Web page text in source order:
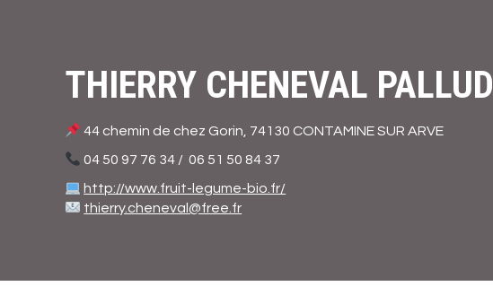
THIERRY CHENEVAL PALLUD
44 chemin de chez Gorin, 74130 CONTAMINE SUR ARVE
04 50 97 76 34 / 06 51 50 84 37
http://www.fruit-legume-bio.fr/
thierry.cheneval@free.fr